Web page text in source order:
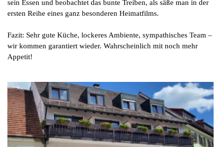
sein Essen und beobachtet das bunte Treiben, als säße man in der
ersten Reihe eines ganz besonderen Heimatfilms.
Fazit: Sehr gute Küche, lockeres Ambiente, sympathisches Team –
wir kommen garantiert wieder. Wahrscheinlich mit noch mehr
Appetit!